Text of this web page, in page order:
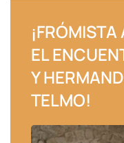
EL
Y
TELMO!